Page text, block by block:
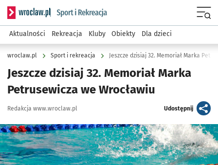
Serwis informacyjny wroclaw.pl podserwis: Sport i rekreacja
Aktualności Rekreacja Kluby Obiekty Dla dzieci
wroclaw.pl Sport i rekreacja Jeszcze dzisiaj 32. Memoriał Marka
Jeszcze dzisiaj 32. Memoriał Marka
Petrusewicza we Wrocławiu
Autor:
Redakcja www.wroclaw.pl Udostępnijartykuł
Kliknij, aby powiększyć